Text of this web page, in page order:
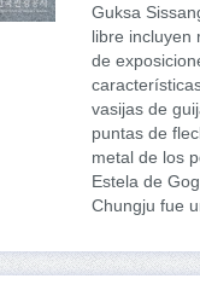
Guksa
libre incluyen
de
vasijas de
puntas de
metal de los
Estela de
Chungju fue